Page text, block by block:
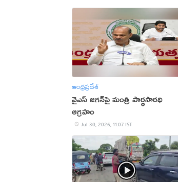
ఆంధ్రప్రదేశ్
వైఎస్ జగన్‌పై మంత్రి పార్థసారథి
ఆగ్రహం
Jul 30, 2026, 11:07 IST